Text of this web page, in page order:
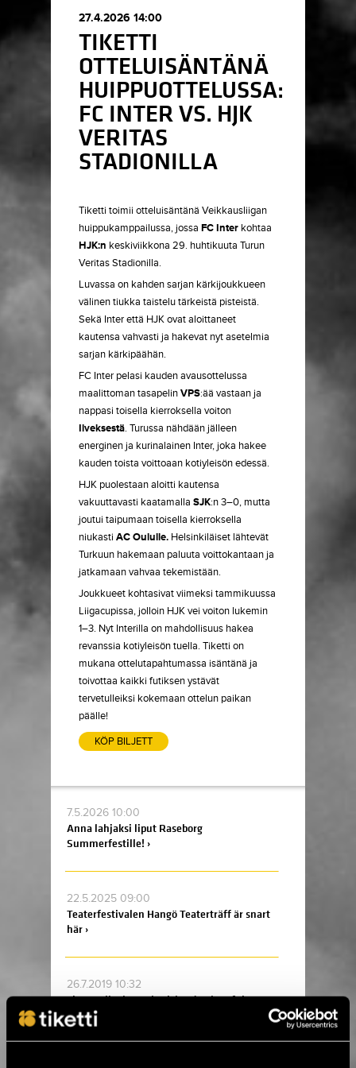
27.4.2026 14:00
TIKETTI
OTTELUISÄNTÄNÄ
HUIPPUOTTELUSSA:
FC INTER VS. HJK
VERITAS
STADIONILLA
Tiketti toimii otteluisäntänä Veikkausliigan
huippukamppailussa, jossa FC Inter kohtaa
HJK:n keskiviikkona 29. huhtikuuta Turun
Veritas Stadionilla.
Luvassa on kahden sarjan kärkijoukkueen
välinen tiukka taistelu tärkeistä pisteistä.
Sekä Inter että HJK ovat aloittaneet
kautensa vahvasti ja hakevat nyt asetelmia
sarjan kärkipäähän.
FC Inter pelasi kauden avausottelussa
maalittoman tasapelinVPS:ää vastaan ja
nappasi toisella kierroksella voiton
Ilveksestä. Turussa nähdään jälleen
energinen ja kurinalainen Inter, joka hakee
kauden toista voittoaan kotiyleisön edessä.
HJK puolestaan aloitti kautensa
vakuuttavasti kaatamalla SJK:n 3–0, mutta
joutui taipumaan toisella kierroksella
niukasti AC Oululle. Helsinkiläiset lähtevät
Turkuun hakemaan paluuta voittokantaan ja
jatkamaan vahvaa tekemistään.
Joukkueet kohtasivat viimeksi tammikuussa
Liigacupissa, jolloin HJK vei voiton lukemin
1–3. Nyt Interilla on mahdollisuus hakea
revanssia kotiyleisön tuella. Tiketti on
mukana ottelutapahtumassa isäntänä ja
toivottaa kaikki futiksen ystävät
tervetulleiksi kokemaan ottelun paikan
päälle!
KÖP BILJETT
7.5.2026 10:00
Anna lahjaksi liput Raseborg
Summerfestille! ›
22.5.2025 09:00
Teaterfestivalen Hangö Teaterträff är snart
här ›
26.7.2019 10:32
Liam Gallagher och Richard Ashcroft i
augusti till Helsingfors ›